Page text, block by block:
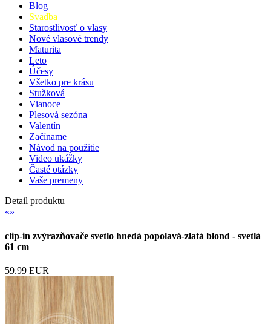
Blog
Svadba
Starostlivosť o vlasy
Nové vlasové trendy
Maturita
Leto
Účesy
Všetko pre krásu
Stužková
Vianoce
Plesová sezóna
Valentín
Začíname
Návod na použitie
Video ukážky
Časté otázky
Vaše premeny
Detail produktu
«»
clip-in zvýrazňovače svetlo hnedá popolavá-zlatá blond - svetlá
61 cm
59.99 EUR